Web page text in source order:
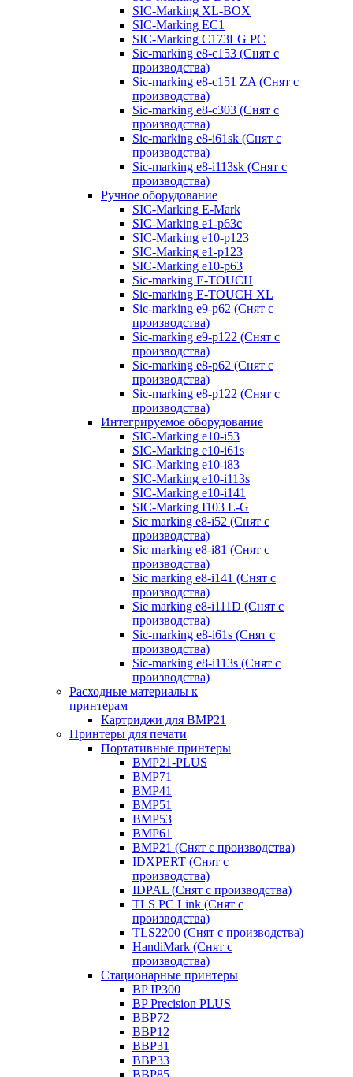
SIC-Marking XL-BOX
SIC-Marking EC1
SIC-Marking C173LG PC
Sic-marking e8-c153 (Снят с
производства)
Sic-marking e8-c151 ZA (Снят с
производства)
Sic-marking e8-c303 (Снят с
производства)
Sic-marking e8-i61sk (Снят с
производства)
Sic-marking e8-i113sk (Снят с
производства)
Ручное оборудование
SIC-Marking E-Mark
SIC-Marking e1-p63с
SIC-Marking e10-p123
SIC-Marking e1-p123
SIC-Marking e10-p63
Sic-marking E-TOUCH
Sic-marking E-TOUCH XL
Sic-marking e9-p62 (Снят с
производства)
Sic-marking e9-p122 (Снят с
производства)
Sic-marking e8-p62 (Снят с
производства)
Sic-marking e8-p122 (Снят с
производства)
Интегрируемое оборудование
SIC-Marking e10-i53
SIC-Marking e10-i61s
SIC-Marking e10-i83
SIC-Marking e10-i113s
SIC-Marking e10-i141
SIC-Marking I103 L-G
Sic marking e8-i52 (Снят с
производства)
Sic marking e8-i81 (Снят с
производства)
Sic marking e8-i141 (Снят с
производства)
Sic marking e8-i111D (Снят с
производства)
Sic-marking e8-i61s (Снят с
производства)
Sic-marking e8-i113s (Снят с
производства)
Расходные материалы к
принтерам
Картриджи для BMP21
Принтеры для печати
Портативные принтеры
BMP21-PLUS
BMP71
BMP41
BMP51
BMP53
BMP61
BMP21 (Снят с производства)
IDXPERT (Снят с
производства)
IDPAL (Снят с производства)
TLS PC Link (Снят с
производства)
TLS2200 (Снят с производства)
HandiMark (Снят с
производства)
Стационарные принтеры
BP IP300
BP Precision PLUS
BBP72
BBP12
BBP31
BBP33
BBP85